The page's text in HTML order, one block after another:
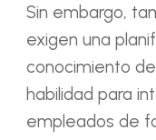
Sin embargo,
exigen una
conocimiento
habilidad para
empleados de